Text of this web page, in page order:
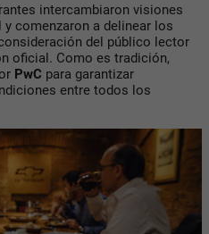
intercambiaron visiones
comenzaron a delinear los
del público lector
oficial. Como es tradición,
PwC para garantizar
entre todos los